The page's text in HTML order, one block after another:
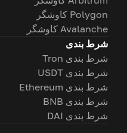
Polygon کاوشگر
Avalanche کاوشگر
شرط بندی
شرط بندی Tron
شرط بندی USDT
شرط بندی Ethereum
شرط بندی BNB
شرط بندی DAI